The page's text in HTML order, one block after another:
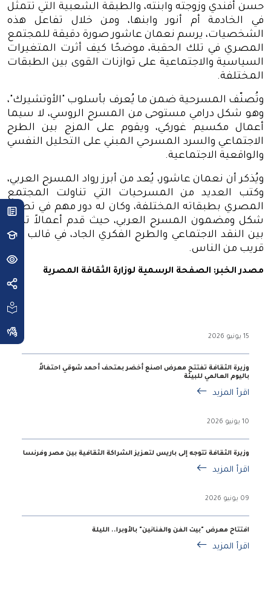
حسن أفندي وزوجته وابنته، والطبقة الشعبية التي تتمثل
في الخادمة أم أنور وابنها، ومن خلال تفاعل هذه
الشخصيات، يرسم نعمان عاشور صورة دقيقة للمجتمع
المصري في تلك الحقبة، موضحًا كيف أثرت المتغيرات
السياسية والاجتماعية على توازنات القوى بين الطبقات
المختلفة.
وتُصنّف المسرحية ضمن ما يُعرف بأسلوب "الأوتشيرك"،
وهو شكل درامي مستوحى من المسرح الروسي، لا سيما
أعمال مكسيم غوركي، ويقوم على المزج بين الطرح
الاجتماعي والسرد المسرحي المبني على التحليل النفسي
والواقعية الاجتماعية.
ويُذكر أن نعمان عاشور، يُعد من أبرز رواد المسرح العربي،
وكتب العديد من المسرحيات التي تناولت المجتمع
المصري بطبقاته المختلفة، وكان له دور مهم في تطوير
شكل ومضمون المسرح العربي، حيث قدم أعمالاً تمزج
بين النقد الاجتماعي والطرح الفكري الجاد، في قالب فني
قريب من الناس.
مصدر الخبر: الصفحة الرسمية لوزارة الثقافة المصرية
15 يونيو 2026
وزيرة الثقافة تفتتح معرض اصنع أخضر بمتحف أحمد شوقي احتفالاً
باليوم العالمي للبيئة
اقرأ المزيد
10 يونيو 2026
وزيرة الثقافة تتوجه إلى باريس لتعزيز الشراكة الثقافية بين مصر وفرنسا
اقرأ المزيد
09 يونيو 2026
افتتاح معرض "بيت الفن والفنانين" بالأوبرا.. الليلة
اقرأ المزيد